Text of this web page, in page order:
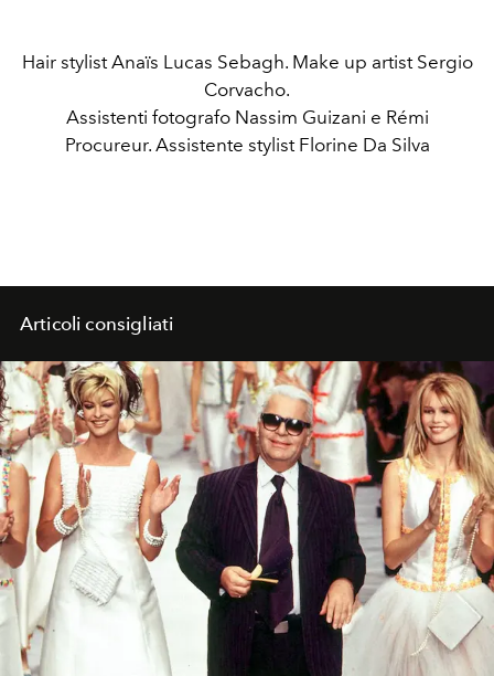
Hair stylist Anaïs Lucas Sebagh. Make up artist Sergio
Corvacho.
Assistenti fotografo Nassim Guizani e Rémi
Procureur. Assistente stylist Florine Da Silva
Articoli consigliati